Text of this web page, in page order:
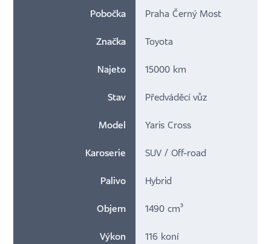
Pobočka Praha Černý Most
Značka Toyota
Najeto 15000 km
Stav Předváděcí vůz
Model Yaris Cross
Karoserie SUV / Off-road
Palivo Hybrid
Objem 1490 cm³
Výkon 116 koní